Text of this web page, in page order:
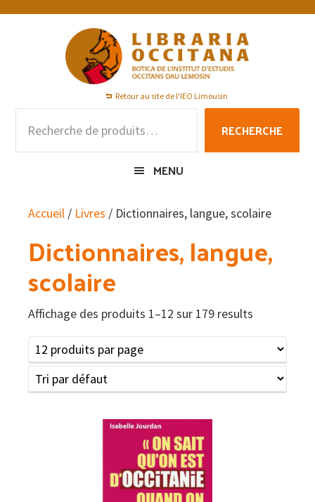
Passer
Passer
Passer
Retour au site de l'IEO Limousin
pour :
RECHERCHE
MENU
Accueil / Livres / Dictionnaires, langue, scolaire
Dictionnaires, langue,
scolaire
Affichage des produits 1–12 sur 179 results